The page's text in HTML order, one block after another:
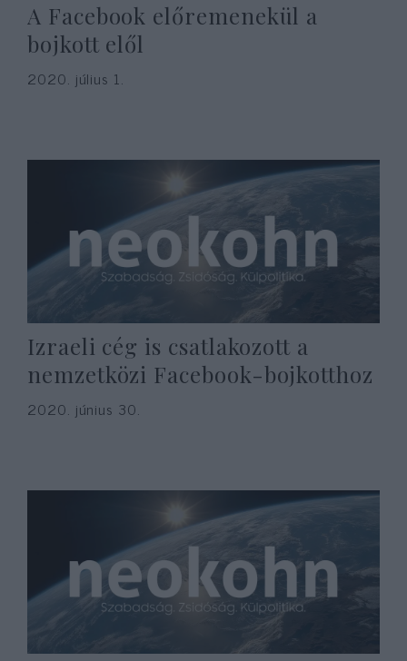
A Facebook előremenekül a
bojkott elől
2020. július 1.
Izraeli cég is csatlakozott a
nemzetközi Facebook-bojkotthoz
2020. június 30.